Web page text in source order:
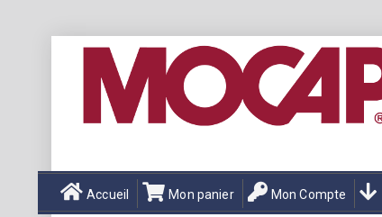
Accueil Mon panier Mon Compte